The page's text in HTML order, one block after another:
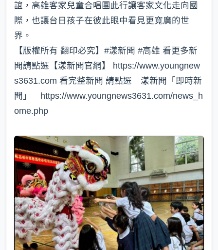
誼，高雄客家兒童合唱團此行讓客家文化走向國
際，也讓台日孩子在彼此眼中看見更寬廣的世
界。
【版權所有 翻印必究】#漾新聞 #高雄 看更多新
聞請點選【漾新聞官網】 https://www.youngnew
s3631.com 看完整新聞 請點選 漾新聞「即時新
聞」 https://www.youngnews3631.com/news_h
ome.php